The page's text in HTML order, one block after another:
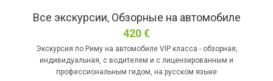
Все экскурсии, Обзорные на автомобиле
420€
Экскурсия по Риму на автомобиле VIP класса - обзорная,
индивидуальная, с водителем и с лицензированным и
профессиональным гидом, на русском языке